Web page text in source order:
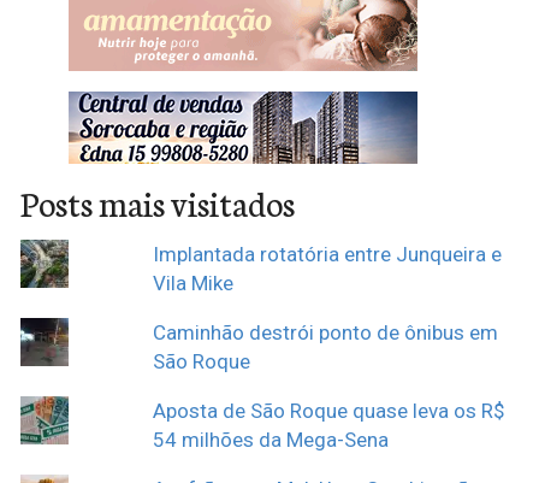
Posts mais visitados
Implantada rotatória entre Junqueira e
Vila Mike
Caminhão destrói ponto de ônibus em
São Roque
Aposta de São Roque quase leva os R$
54 milhões da Mega-Sena